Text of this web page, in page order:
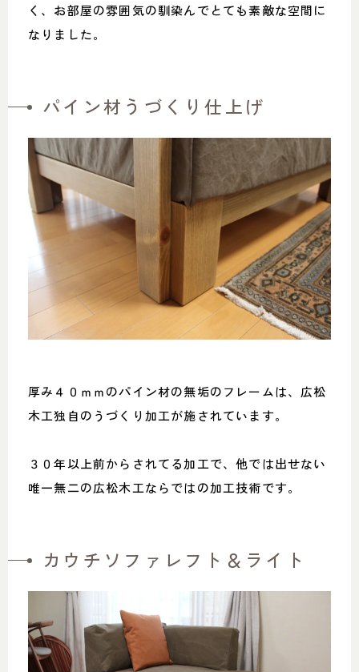
く、お部屋の雰囲気の馴染んでとても素敵な空間に
なりました。
パイン材うづくり仕上げ
厚み４０ｍｍのパイン材の無垢のフレームは、広松
木工独自のうづくり加工が施されています。
３０年以上前からされてる加工で、他では出せない
唯一無二の広松木工ならではの加工技術です。
カウチソファレフト＆ライト